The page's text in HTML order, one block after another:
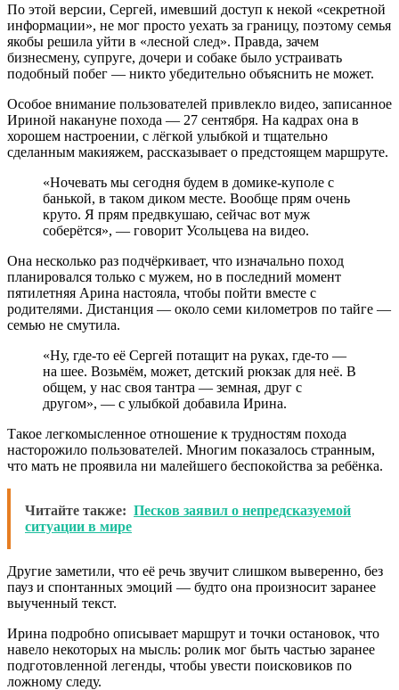
По этой версии, Сергей, имевший доступ к некой «секретной
информации», не мог просто уехать за границу, поэтому семья
якобы решила уйти в «лесной след». Правда, зачем
бизнесмену, супруге, дочери и собаке было устраивать
подобный побег — никто убедительно объяснить не может.
Особое внимание пользователей привлекло видео, записанное
Ириной накануне похода — 27 сентября. На кадрах она в
хорошем настроении, с лёгкой улыбкой и тщательно
сделанным макияжем, рассказывает о предстоящем маршруте.
«Ночевать мы сегодня будем в домике-куполе с
банькой, в таком диком месте. Вообще прям очень
круто. Я прям предвкушаю, сейчас вот муж
соберётся», — говорит Усольцева на видео.
Она несколько раз подчёркивает, что изначально поход
планировался только с мужем, но в последний момент
пятилетняя Арина настояла, чтобы пойти вместе с
родителями. Дистанция — около семи километров по тайге —
семью не смутила.
«Ну, где-то её Сергей потащит на руках, где-то —
на шее. Возьмём, может, детский рюкзак для неё. В
общем, у нас своя тантра — земная, друг с
другом», — с улыбкой добавила Ирина.
Такое легкомысленное отношение к трудностям похода
насторожило пользователей. Многим показалось странным,
что мать не проявила ни малейшего беспокойства за ребёнка.
Читайте также: Песков заявил о непредсказуемой
ситуации в мире
Другие заметили, что её речь звучит слишком выверенно, без
пауз и спонтанных эмоций — будто она произносит заранее
выученный текст.
Ирина подробно описывает маршрут и точки остановок, что
навело некоторых на мысль: ролик мог быть частью заранее
подготовленной легенды, чтобы увести поисковиков по
ложному следу.